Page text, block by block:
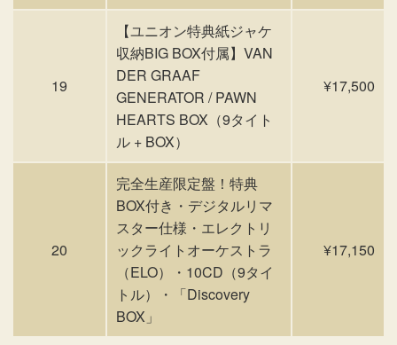
19
【ユニオン特典紙ジャケ
収納BIG BOX付属】VAN
DER GRAAF
GENERATOR / PAWN
HEARTS BOX（9タイト
ル + BOX）
¥17,500
20
完全生産限定盤！特典
BOX付き・デジタルリマ
スター仕様・エレクトリ
ックライトオーケストラ
（ELO）・10CD（9タイ
トル）・「Discovery
BOX」
¥17,150